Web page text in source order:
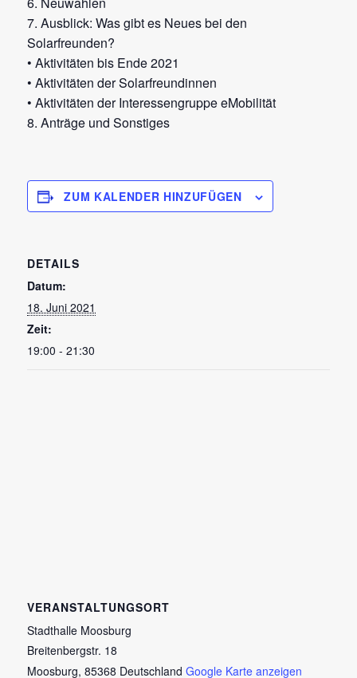
7. Ausblick: Was gibt es Neues bei den
Solarfreunden?
• Aktivitäten bis Ende 2021
• Aktivitäten der Solarfreundinnen
• Aktivitäten der Interessengruppe eMobilität
8. Anträge und Sonstiges
ZUM KALENDER HINZUFÜGEN
DETAILS
Datum:
18. Juni 2021
Zeit:
19:00 - 21:30
VERANSTALTUNGSORT
Stadthalle Moosburg
Breitenbergstr. 18
Moosburg, 85368 Deutschland Google Karte anzeigen